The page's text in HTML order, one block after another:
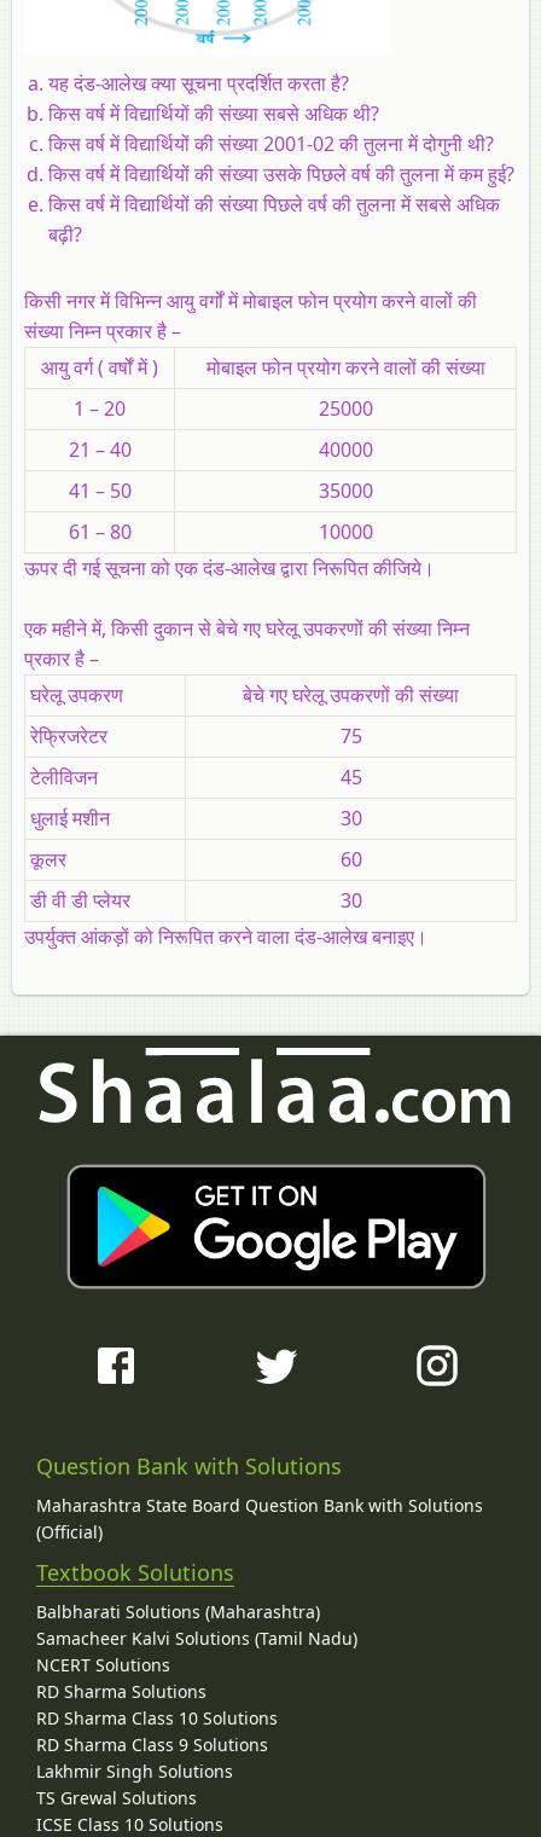
यह दंड-आलेख क्या सूचना प्रदर्शित करता है?
किस वर्ष में विद्यार्थियों की संख्या सबसे अधिक थी?
किस वर्ष में विद्यार्थियों की संख्या 2001-02 की तुलना में दोगुनी थी?
किस वर्ष में विद्यार्थियों की संख्या उसके पिछले वर्ष की तुलना में कम हुई?
किस वर्ष में विद्यार्थियों की संख्या पिछले वर्ष की तुलना में सबसे अधिक
बढ़ी?
किसी नगर में विभिन्‍न आयु वर्गों में मोबाइल फोन प्रयोग करने वालों की
संख्या निम्न प्रकार है –
आयु वर्ग ( वर्षों में )
मोबाइल फोन प्रयोग करने वालों की संख्या
1 – 20
25000
21 – 40
40000
41 – 50
35000
61 – 80
10000
ऊपर दी गई सूचना को एक दंड-आलेख द्वारा निरूपित कीजिये।
एक महीने में, किसी दुकान से बेचे गए घरेलू उपकरणों की संख्या निम्न
प्रकार है –
घरेलू उपकरण
बेचे गए घरेलू उपकरणों की संख्या
रेफ्रिजरेटर
75
टेलीविजन
45
धुलाई मशीन
30
कूलर
60
डी वी डी प्लेयर
30
उपर्युक्त आंकड़ों को निरूपित करने वाला दंड-आलेख बनाइए।
Question Bank with Solutions
Maharashtra State Board Question Bank with Solutions
(Official)
Textbook Solutions
Balbharati Solutions (Maharashtra)
Samacheer Kalvi Solutions (Tamil Nadu)
NCERT Solutions
RD Sharma Solutions
RD Sharma Class 10 Solutions
RD Sharma Class 9 Solutions
Lakhmir Singh Solutions
TS Grewal Solutions
ICSE Class 10 Solutions